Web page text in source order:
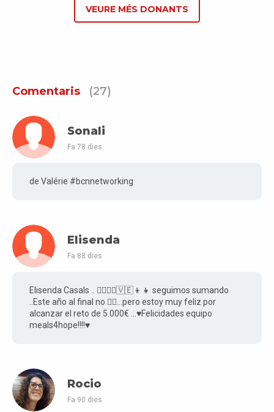
VEURE MÉS DONANTS
Comentaris (27)
Sonali
Fa 78 dies
de Valérie #bcnnetworking
Elisenda
Fa 88 dies
Elisenda Casals .. 🏃‍♀️🏃‍♂️🇻🇪👦👧 seguimos sumando
..Este año al final no 🏃‍♀️…pero estoy muy feliz por
alcanzar el reto de 5.000€ …♥️Felicidades equipo
meals4hope!!!!♥️
Rocio
Fa 90 dies